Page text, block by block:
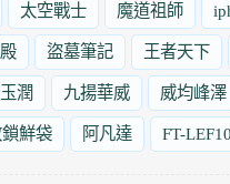
太空戰士 魔道祖師
盜墓筆記 王者天下
潤 九揚華威 威均峰澤
鮮袋 阿凡達 FT-